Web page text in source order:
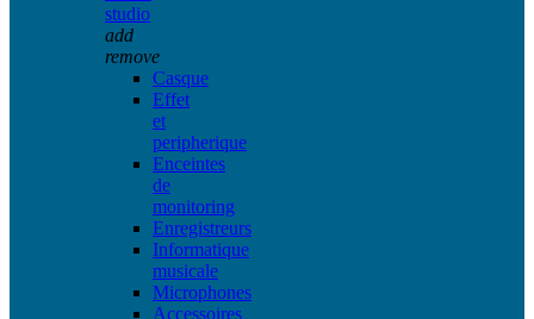
studio
add
remove
Casque
Effet
et
peripherique
Enceintes
de
monitoring
Enregistreurs
Informatique
musicale
Microphones
Accessoires